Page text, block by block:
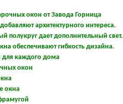
окон от Завода Горница
архитектурного интереса.
полукруг дает дополнительный свет.
обеспечивают гибкость дизайна.
каждого дома
окон
окна